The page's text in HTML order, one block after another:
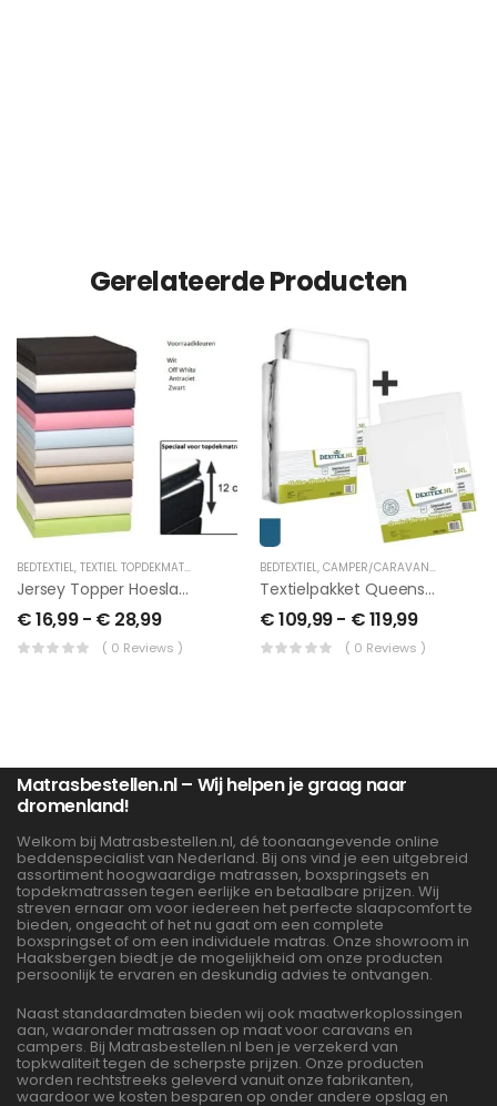
Gerelateerde Producten
BEDTEXTIEL, TEXTIEL TOPDEKMATRAS
Jersey Topper Hoeslaken
€16,99 - € 28,99
( 0 Reviews )
BEDTEXTIEL, CAMPER/CARAVAN TEXTIEL
Textielpakket Queensbed Met 2 Moltons En 2 Jersey Hoeslakens
€109,99- €119,99
( 0 Reviews )
Matrasbestellen.nl – Wij helpen je graag naar
dromenland!
Welkom bij Matrasbestellen.nl, dé toonaangevende online
beddenspecialist van Nederland. Bij ons vind je een uitgebreid
assortiment hoogwaardige matrassen, boxspringsets en
topdekmatrassen tegen eerlijke en betaalbare prijzen. Wij
streven ernaar om voor iedereen het perfecte slaapcomfort te
bieden, ongeacht of het nu gaat om een complete
boxspringset of om een individuele matras. Onze showroom in
Haaksbergen biedt je de mogelijkheid om onze producten
persoonlijk te ervaren en deskundig advies te ontvangen.
Naast standaardmaten bieden wij ook maatwerkoplossingen
aan, waaronder matrassen op maat voor caravans en
campers. Bij Matrasbestellen.nl ben je verzekerd van
topkwaliteit tegen de scherpste prijzen. Onze producten
worden rechtstreeks geleverd vanuit onze fabrikanten,
waardoor we kosten besparen op onder andere opslag en